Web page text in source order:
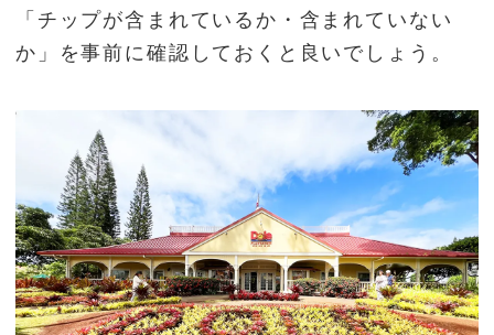
「チップが含まれているか・含まれていない
か」を事前に確認しておくと良いでしょう。